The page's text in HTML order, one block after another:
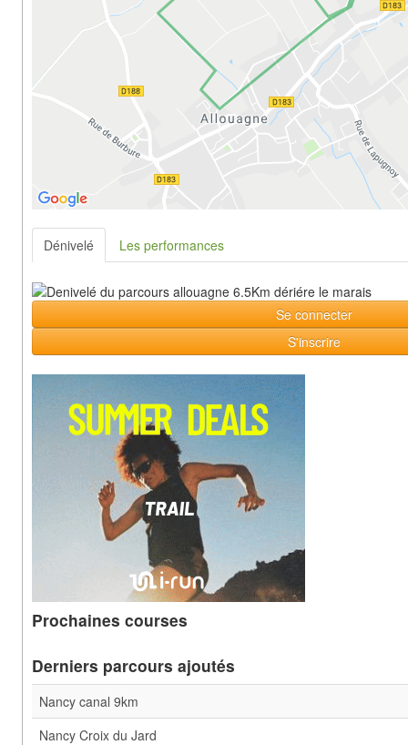
Dénivelé Les performances
Se connecter
S'inscrire
Prochaines courses
Derniers parcours ajoutés
Nancy canal 9km
Nancy Croix du Jard